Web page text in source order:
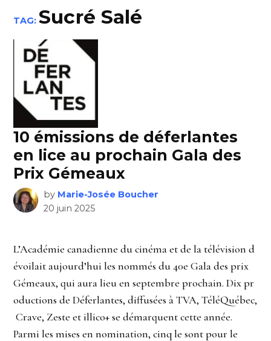
TAG:Sucré Salé
10 émissions de déferlantes
en lice au prochain Gala des
Prix Gémeaux
by Marie-Josée Boucher
20 juin 2025
L’Académie canadienne du cinéma et de la télévision d
évoilait aujourd’hui les nommés du 40e Gala des prix
Gémeaux, qui aura lieu en septembre prochain. Dix pr
oductions de Déferlantes, diffusées à TVA, TéléQuébec,
Crave, Zeste et illico+ se démarquent cette année.
Parmi les mises en nomination, cinq le sont pour le